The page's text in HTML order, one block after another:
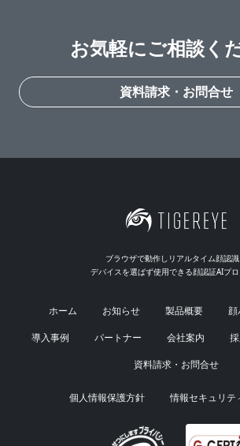
お気軽にご相談く
資料請求・お問合せ
ブラウザで動作しリアルタイム顔認識
デバイスを選ばず使用できる顔認証AIプロ
ホーム お知らせ 製品概要
顔
導入事例
パートナー 会社案内
資料請求・お問合せ
個人情報保護方針 情報セキュリテ